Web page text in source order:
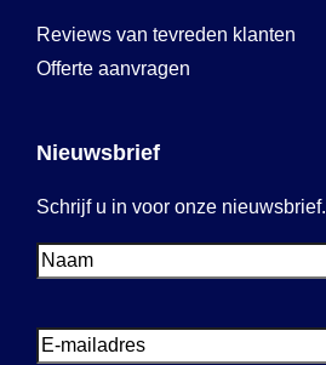
Reviews van tevreden klanten
Offerte aanvragen
Nieuwsbrief
Schrijf u in voor onze nieuwsbrief.
Voornaam
E-